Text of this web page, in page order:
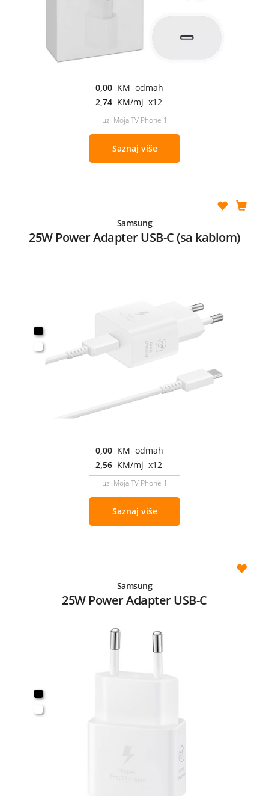
0,00 KM odmah
2,74 KM/mj x12
uz Moja TV Phone 1
Saznaj više
Samsung
25W Power Adapter USB-C (sa kablom)
0,00 KM odmah
2,56 KM/mj x12
uz Moja TV Phone 1
Saznaj više
Samsung
25W Power Adapter USB-C